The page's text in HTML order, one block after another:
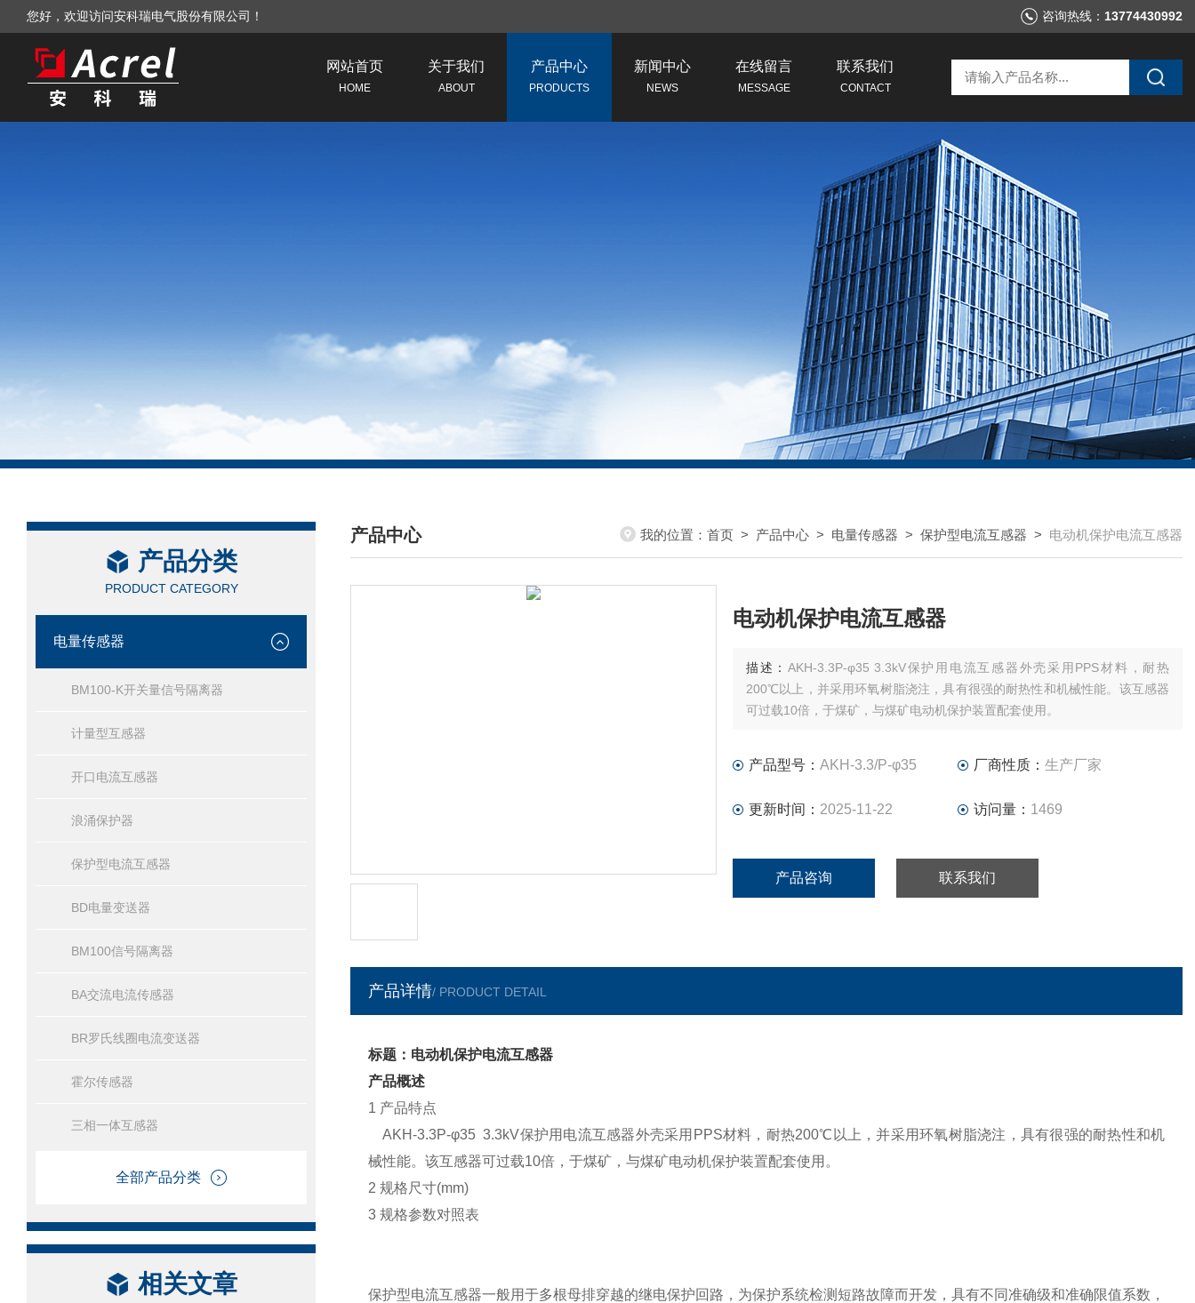
您好，欢迎访问安科瑞电气股份有限公司！ 咨询热线： 13774430992
网站首页
HOME
关于我们
ABOUT
产品中心
PRODUCTS
新闻中心
NEWS
在线留言
MESSAGE
联系我们
CONTACT
产品分类
PRODUCT CATEGORY
电量传感器
BM100-K开关量信号隔离器
计量型互感器
开口电流互感器
浪涌保护器
保护型电流互感器
BD电量变送器
BM100信号隔离器
BA交流电流传感器
BR罗氏线圈电流变送器
霍尔传感器
三相一体互感器
全部产品分类
相关文章
产品中心
/ PRODUCTS CENTER
我的位置： 首页 > 产品中心 > 电量传感器 > 保护型电流互感器 > 电动机保护电流互感器
电动机保护电流互感器
描述： AKH-3.3P-φ35 3.3kV保护用电流互感器外壳采用PPS材料，耐热
200℃以上，并采用环氧树脂浇注，具有很强的耐热性和机械性能。该互感器
可过载10倍，于煤矿，与煤矿电动机保护装置配套使用。
产品型号： AKH-3.3/P-φ35 厂商性质： 生产厂家
更新时间： 2025-11-22 访问量： 1469
产品咨询 联系我们
产品详情/ PRODUCT DETAIL
标题：电动机保护电流互感器
产品概述
1 产品特点
AKH-3.3P-φ35 3.3kV保护用电流互感器外壳采用PPS材料，耐热200℃以上，并采用环氧树脂浇注，具有很强的耐热性和机
械性能。该互感器可过载10倍，于煤矿，与煤矿电动机保护装置配套使用。
2 规格尺寸(mm)
3 规格参数对照表
保护型电流互感器一般用于多根母排穿越的继电保护回路，为保护系统检测短路故障而开发，具有不同准确级和准确限值系数，